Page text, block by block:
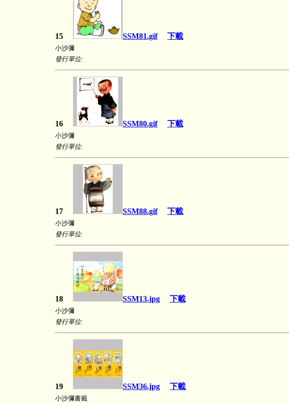
15 SSM81.gif 下載
小沙彌
發行單位:
16 SSM80.gif 下載
小沙彌
發行單位:
17 SSM88.gif 下載
小沙彌
發行單位:
18 SSM13.jpg 下載
小沙彌
發行單位:
19 SSM36.jpg 下載
小沙彌書籤